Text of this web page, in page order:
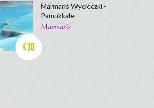
€30
Marmaris Wycieczki -
Pamukkale
Marmaris